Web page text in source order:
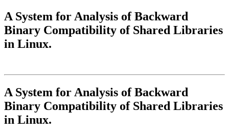
A System for Analysis of Backward
Binary Compatibility of Shared Libraries
in Linux.
A System for Analysis of Backward
Binary Compatibility of Shared Libraries
in Linux.